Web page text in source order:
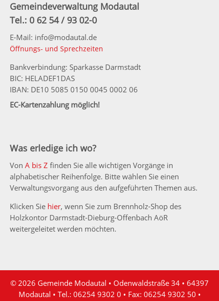
Gemeindeverwaltung Modautal
Tel.: 0 62 54 / 93 02-0
E-Mail: info@modautal.de
Öffnungs- und Sprechzeiten
Bankverbindung: Sparkasse Darmstadt
BIC: HELADEF1DAS
IBAN: DE10 5085 0150 0045 0002 06
EC-Kartenzahlung möglich!
Was erledige ich wo?
Von A bis Z finden Sie alle wichtigen Vorgänge in
alphabetischer Reihenfolge. Bitte wählen Sie einen
Verwaltungsvorgang aus den aufgeführten Themen aus.
Klicken Sie hier, wenn Sie zum Brennholz-Shop des
Holzkontor Darmstadt-Dieburg-Offenbach AöR
weitergeleitet werden möchten.
© 2026 Gemeinde Modautal • Odenwaldstraße 34 • 64397
Modautal • Tel.: 06254 9302 0 • Fax: 06254 9302 50 •